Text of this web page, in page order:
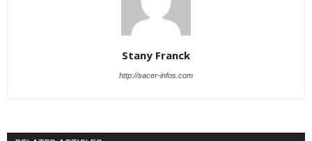
Stany Franck
http://sacer-infos.com